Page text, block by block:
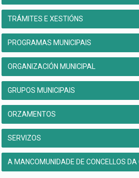
TRÁMITES E XESTIÓNS
PROGRAMAS MUNICIPAIS
ORGANIZACIÓN MUNICIPAL
GRUPOS MUNICIPAIS
ORZAMENTOS
SERVIZOS
A MANCOMUNIDADE DE CONCELLOS